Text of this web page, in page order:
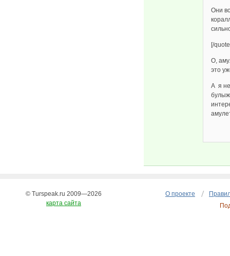
Они
[/
О,
это
А я
О проекте
© Turspeak.ru 2009—2026
карта сайта